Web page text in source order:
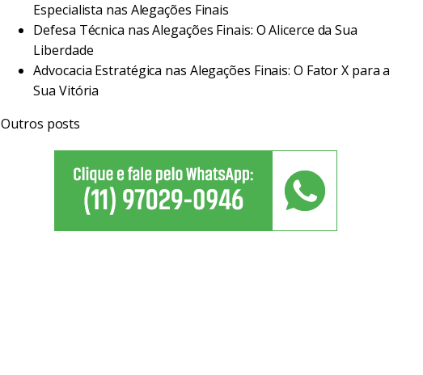
Especialista nas Alegações Finais
Defesa Técnica nas Alegações Finais: O Alicerce da Sua
Liberdade
Advocacia Estratégica nas Alegações Finais: O Fator X para a
Sua Vitória
Outros posts